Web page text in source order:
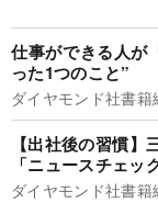
仕事ができる人が
った1つのこと”
ダイヤモンド社書籍
【出社後の習慣
「ニュースチェッ
ダイヤモンド社書籍